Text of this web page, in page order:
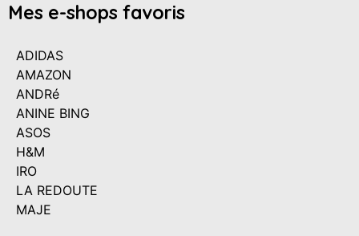
Mes e-shops favoris
ADIDAS
AMAZON
ANDRé
ANINE BING
ASOS
H&M
IRO
LA REDOUTE
MAJE